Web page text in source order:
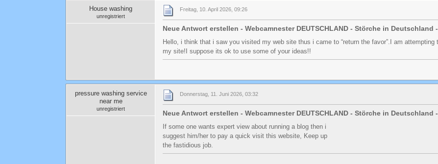
House washing
unregistriert
Freitag, 10. April 2026, 09:26
Neue Antwort erstellen - Webcamnester DEUTSCHLAND - Störche in Deutschland
Hello, i think that i saw you visited my web site thus i came to “return the favor”.I am attempting
my site!I suppose its ok to use some of your ideas!!
pressure washing service
near me
unregistriert
Donnerstag, 11. Juni 2026, 03:32
Neue Antwort erstellen - Webcamnester DEUTSCHLAND - Störche in Deutschland
If some one wants expert view about running a blog then i
suggest him/her to pay a quick visit this website, Keep up
the fastidious job.